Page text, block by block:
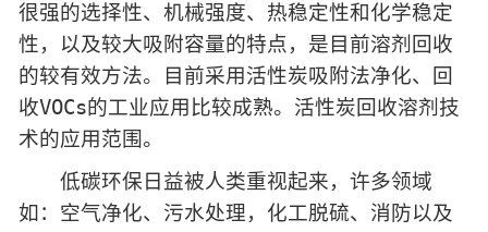
很强的选择性、机械强度、热稳定性和化学稳定
性，以及较大吸附容量的特点，是目前溶剂回收
的较有效方法。目前采用活性炭吸附法净化、回
收VOCs的工业应用比较成熟。活性炭回收溶剂技
术的应用范围。
低碳环保日益被人类重视起来，许多领域
如：空气净化、污水处理，化工脱硫、消防以及